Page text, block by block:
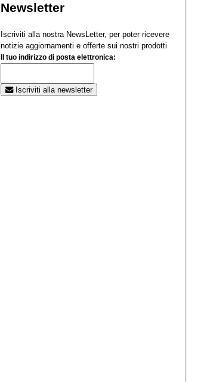
Newsletter
Iscriviti alla nostra NewsLetter, per poter ricevere
notizie aggiornamenti e offerte sui nostri prodotti
Il tuo indirizzo di posta elettronica:
Iscriviti alla newsletter